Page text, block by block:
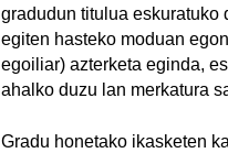
gradudun titulua eskuratuko
egiten hasteko moduan
egoiliar) azterketa eginda,
ahalko duzu lan merkatura
Gradu honetako ikasketen